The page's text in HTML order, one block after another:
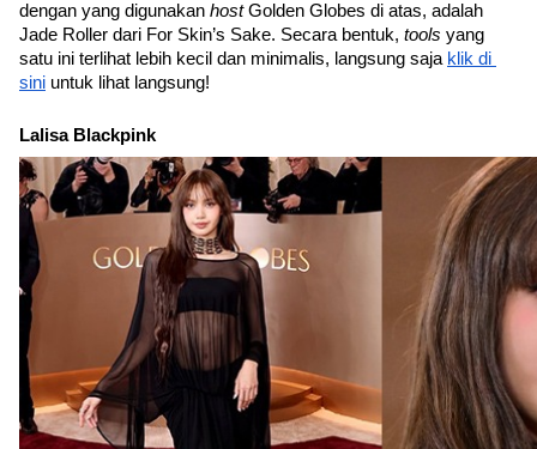
dengan yang digunakan host Golden Globes di atas, adalah
Jade Roller dari For Skin’s Sake. Secara bentuk, tools yang
satu ini terlihat lebih kecil dan minimalis, langsung saja klik di
sini untuk lihat langsung!
Lalisa Blackpink